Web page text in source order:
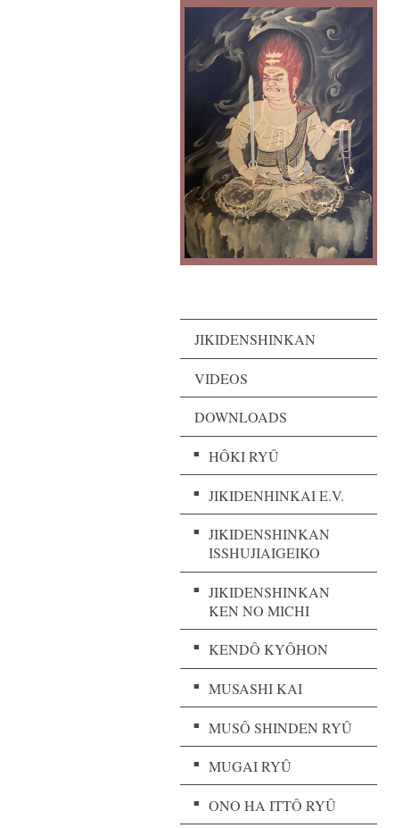
JIKIDENSHINKAN
VIDEOS
DOWNLOADS
HÔKI RYÛ
JIKIDENHINKAI E.V.
JIKIDENSHINKAN
ISSHUJIAIGEIKO
JIKIDENSHINKAN
KEN NO MICHI
KENDÔ KYÔHON
MUSASHI KAI
MUSÔ SHINDEN RYÛ
MUGAI RYÛ
ONO HA ITTÔ RYÛ